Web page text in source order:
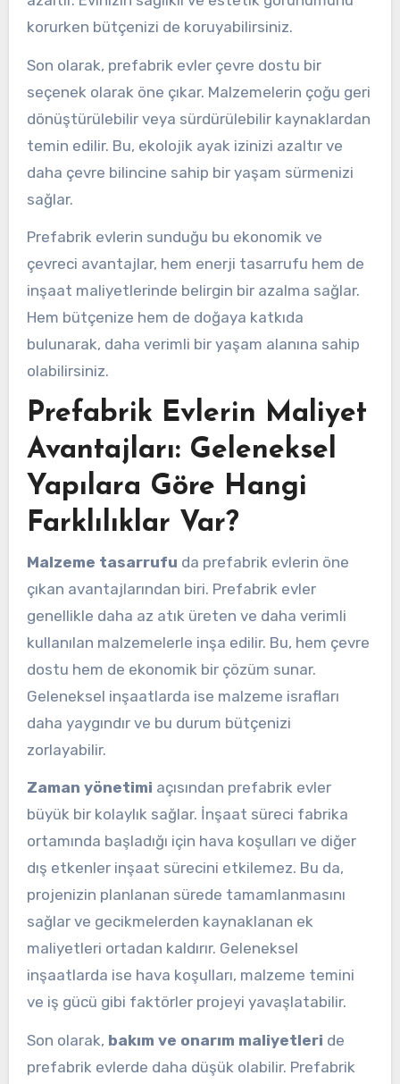
korurken bütçenizi de koruyabilirsiniz.
Son olarak, prefabrik evler çevre dostu bir
seçenek olarak öne çıkar. Malzemelerin çoğu geri
dönüştürülebilir veya sürdürülebilir kaynaklardan
temin edilir. Bu, ekolojik ayak izinizi azaltır ve
daha çevre bilincine sahip bir yaşam sürmenizi
sağlar.
Prefabrik evlerin sunduğu bu ekonomik ve
çevreci avantajlar, hem enerji tasarrufu hem de
inşaat maliyetlerinde belirgin bir azalma sağlar.
Hem bütçenize hem de doğaya katkıda
bulunarak, daha verimli bir yaşam alanına sahip
olabilirsiniz.
Prefabrik Evlerin Maliyet
Avantajları: Geleneksel
Yapılara Göre Hangi
Farklılıklar Var?
Malzeme tasarrufu da prefabrik evlerin öne
çıkan avantajlarından biri. Prefabrik evler
genellikle daha az atık üreten ve daha verimli
kullanılan malzemelerle inşa edilir. Bu, hem çevre
dostu hem de ekonomik bir çözüm sunar.
Geleneksel inşaatlarda ise malzeme israfları
daha yaygındır ve bu durum bütçenizi
zorlayabilir.
Zaman yönetimi açısından prefabrik evler
büyük bir kolaylık sağlar. İnşaat süreci fabrika
ortamında başladığı için hava koşulları ve diğer
dış etkenler inşaat sürecini etkilemez. Bu da,
projenizin planlanan sürede tamamlanmasını
sağlar ve gecikmelerden kaynaklanan ek
maliyetleri ortadan kaldırır. Geleneksel
inşaatlarda ise hava koşulları, malzeme temini
ve iş gücü gibi faktörler projeyi yavaşlatabilir.
Son olarak, bakım ve onarım maliyetleri de
prefabrik evlerde daha düşük olabilir. Prefabrik